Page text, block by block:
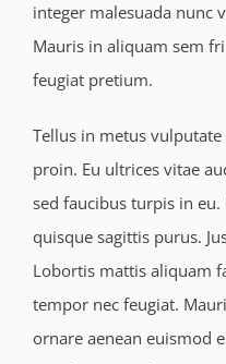
integer malesuada nunc
Mauris in aliquam sem
feugiat pretium.
Tellus in metus
proin. Eu ultrices vitae
sed faucibus turpis in
quisque sagittis purus.
Lobortis mattis aliquam
tempor nec feugiat.
ornare aenean euismod